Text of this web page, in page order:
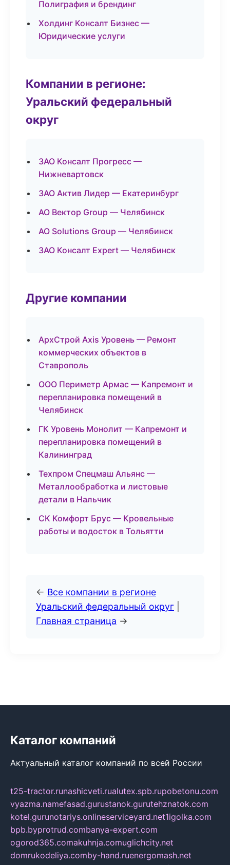
Полиграфия и брендинг
Холдинг Консалт Бизнес —
Юридические услуги
Компании в регионе:
Уральский федеральный
округ
ЗАО Консалт Прогресс —
Нижневартовск
ЗАО Актив Лидер — Екатеринбург
АО Вектор Group — Челябинск
АО Solutions Group — Челябинск
ЗАО Консалт Expert — Челябинск
Другие компании
АрхСтрой Axis Уровень — Ремонт
коммерческих объектов в
Ставрополь
ООО Периметр Армас — Капремонт и
перепланировка помещений в
Челябинск
ГК Уровень Монолит — Капремонт и
перепланировка помещений в
Калининград
Техпром Спецмаш Альянс —
Металлообработка и листовые
детали в Нальчик
СК Комфорт Брус — Кровельные
работы и водосток в Тольятти
← Все компании в регионе
Уральский федеральный округ
Главная страница →
Каталог компаний
Актуальный каталог компаний по всей России
t25-tractor.runashicveti.rualutex.spb.rupobetonu.com
vyazma.namefasad.gurustanok.gurutehznatok.com
kotel.gurunotariys.onlineserviceyard.net1igolka.com
bpb.byprotrud.combanya-expert.com
ogorod365.comakuhnja.comuglichcity.net
domrukodeliya.comby-hand.ruenergomash.net